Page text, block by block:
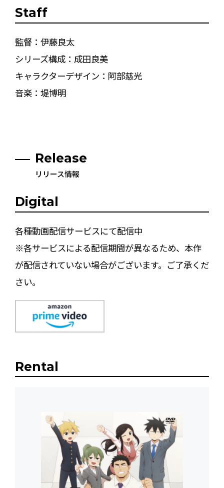
Staff
監督：伊藤良太
シリーズ構成：成田良美
キャラクターデザイン：阿部慈光
音楽：堤博明
Release
リリース情報
Digital
各種動画配信サービスにて配信中
※各サービスによる配信期間が異なるため、本作
が配信されていない場合がございます。ご了承くだ
さい。
Rental